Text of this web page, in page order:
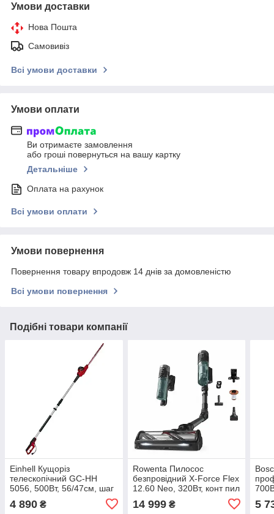
Умови доставки
Нова Пошта
Самовивіз
Всі умови доставки
Умови оплати
Ви отримаєте замовлення
або гроші повернуться на вашу картку
Детальніше
Оплата на рахунок
Всі умови оплати
Умови повернення
Повернення товару впродовж 14 днів за домовленістю
Всі умови повернення
Подібні товари компанії
Einhell Кущоріз
телескопічний GC-HH
5056, 500Вт, 56/47см, шаг
4.3кг
4 890 ₴
Rowenta Пилосос
безпровідний X-Force Flex
12.60 Neo, 320Вт, конт пил
60хв, вага-2.5кг, НЕРА,
14 999₴ 5